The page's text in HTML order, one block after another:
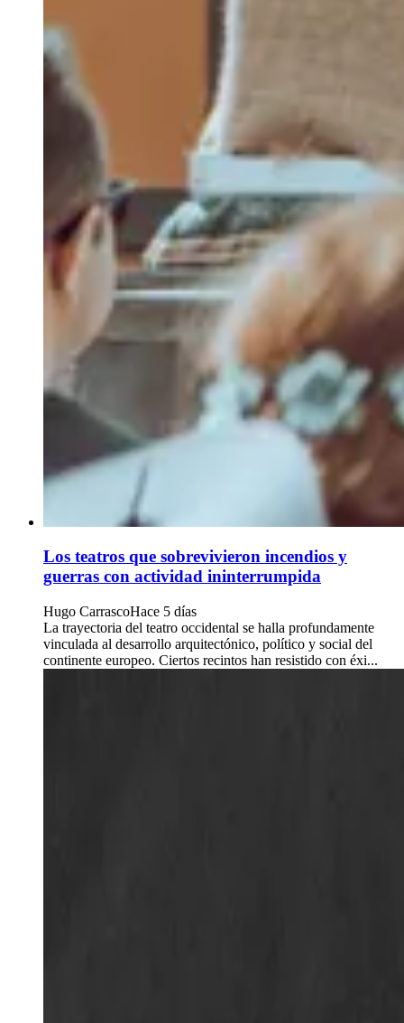
Los teatros que sobrevivieron incendios y
guerras con actividad ininterrumpida
Hugo CarrascoHace 5 días
La trayectoria del teatro occidental se halla profundamente
vinculada al desarrollo arquitectónico, político y social del
continente europeo. Ciertos recintos han resistido con éxi...